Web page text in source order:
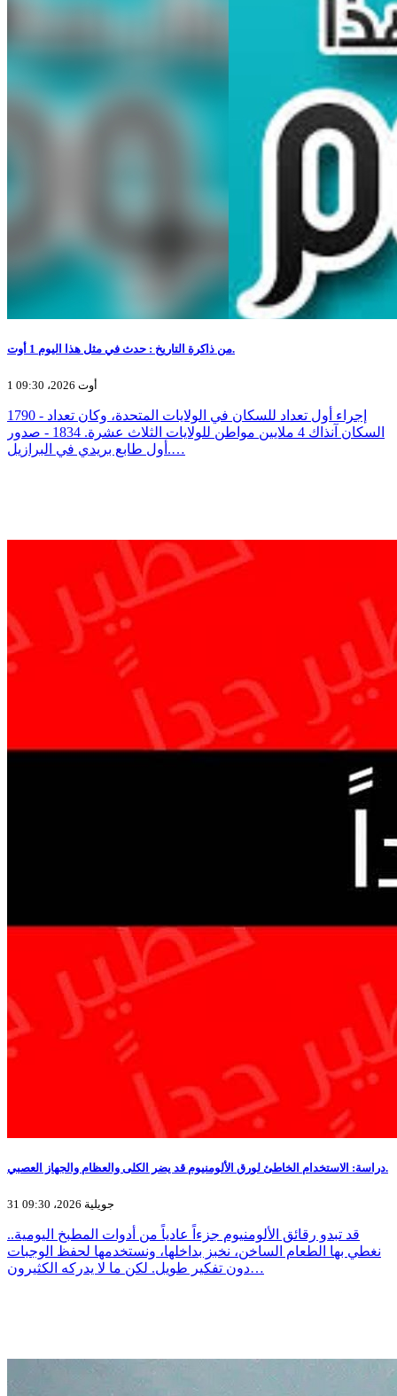
من ذاكرة التاريخ : حدث في مثل هذا اليوم 1 أوت.
1 أوت 2026، 09:30
1790 - إجراء أول تعداد للسكان في الولايات المتحدة، وكان تعداد
السكان آنذاك 4 ملايين مواطن للولايات الثلاث عشرة. 1834 - صدور
أول طابع بريدي في البرازيل.…
دراسة: الاستخدام الخاطئ لورق الألومنيوم قد يضر الكلى والعظام والجهاز العصبي.
31 جويلية 2026، 09:30
قد تبدو رقائق الألومنيوم جزءاً عادياً من أدوات المطبخ اليومية..
نغطي بها الطعام الساخن، نخبز بداخلها، ونستخدمها لحفظ الوجبات
دون تفكير طويل. لكن ما لا يدركه الكثيرون…